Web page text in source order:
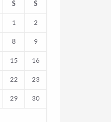
S S
1 2
8 9
15 16
22 23
29 30